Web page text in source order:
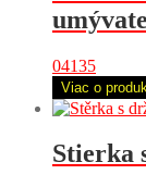
04135
Viac o
Stierka